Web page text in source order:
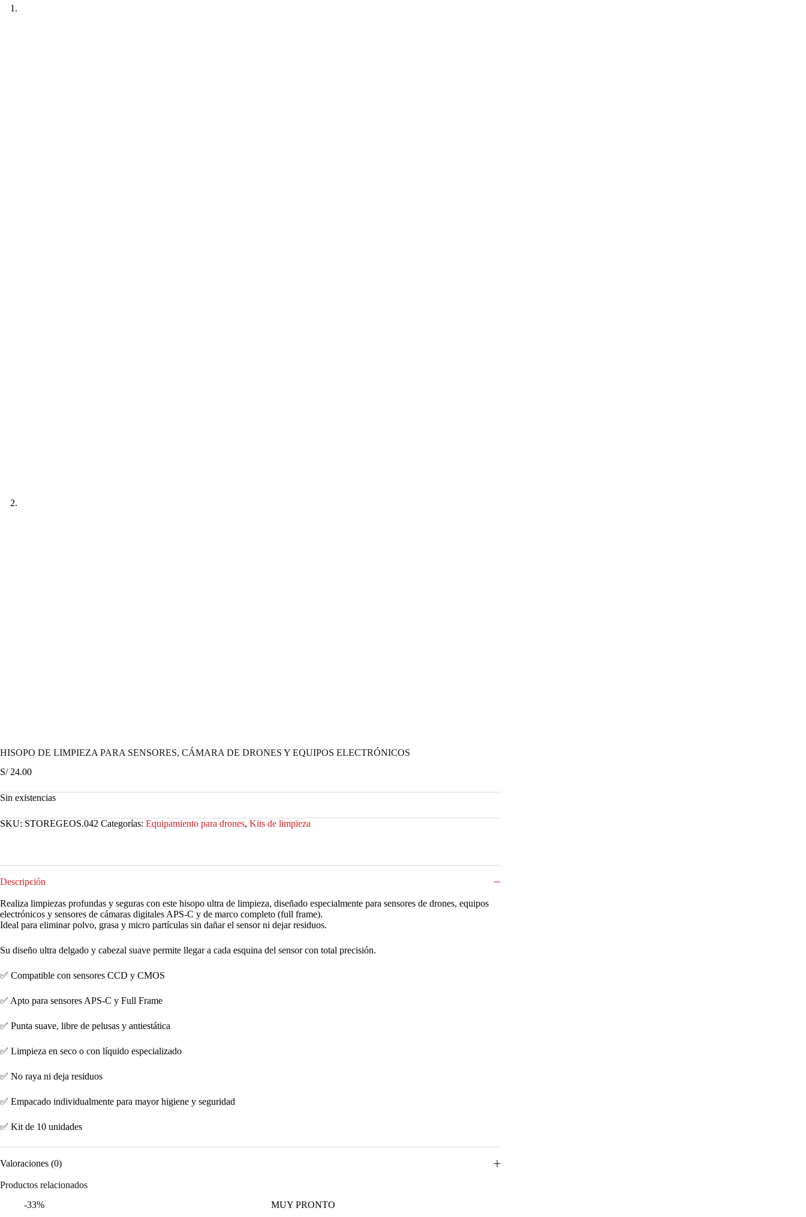
HISOPO DE LIMPIEZA PARA SENSORES, CÁMARA DE DRONES Y EQUIPOS ELECTRÓNICOS
S/24.00
Sin existencias
SKU: STOREGEOS.042 Categorías: Equipamiento para drones, Kits de limpieza
Descripción
Realiza limpiezas profundas y seguras con este hisopo ultra de limpieza, diseñado especialmente para sensores de drones, equipos
electrónicos y sensores de cámaras digitales APS-C y de marco completo (full frame).
Ideal para eliminar polvo, grasa y micro partículas sin dañar el sensor ni dejar residuos.
Su diseño ultra delgado y cabezal suave permite llegar a cada esquina del sensor con total precisión.
✅ Compatible con sensores CCD y CMOS
✅ Apto para sensores APS-C y Full Frame
✅ Punta suave, libre de pelusas y antiestática
✅ Limpieza en seco o con líquido especializado
✅ No raya ni deja residuos
✅ Empacado individualmente para mayor higiene y seguridad
✅ Kit de 10 unidades
Valoraciones (0)
Productos relacionados
-33%
MUY PRONTO